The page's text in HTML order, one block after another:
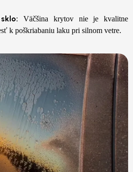
Väčšina krytov nie je kvalitne
k poškriabaniu laku pri silnom vetre.